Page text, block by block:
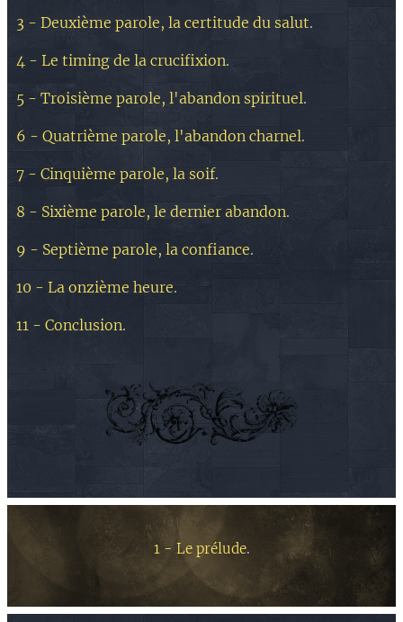
3 - Deuxième parole, la certitude du salut.
4 - Le timing de la crucifixion.
5 - Troisième parole, l'abandon spirituel.
6 - Quatrième parole, l'abandon charnel.
7 - Cinquième parole, la soif.
8 - Sixième parole, le dernier abandon.
9 - Septième parole, la confiance.
10 - La onzième heure.
11 - Conclusion.
1 - Le prélude.